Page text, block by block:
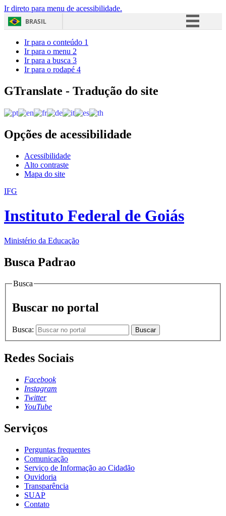
Ir direto para menu de acessibilidade.
BRASIL
Acesso à informação
Ir para o conteúdo 1
Ir para o menu 2
Ir para a busca 3
Ir para o rodapé 4
GTranslate - Tradução do site
Opções de acessibilidade
Acessibilidade
Alto contraste
Mapa do site
IFG
Instituto Federal de Goiás
Ministério da Educação
Busca Padrao
Busca
Buscar no portal
Busca: Buscar
Redes Sociais
Facebook
Instagram
Twitter
YouTube
Serviços
Perguntas frequentes
Comunicação
Serviço de Informação ao Cidadão
Ouvidoria
Transparência
SUAP
Contato